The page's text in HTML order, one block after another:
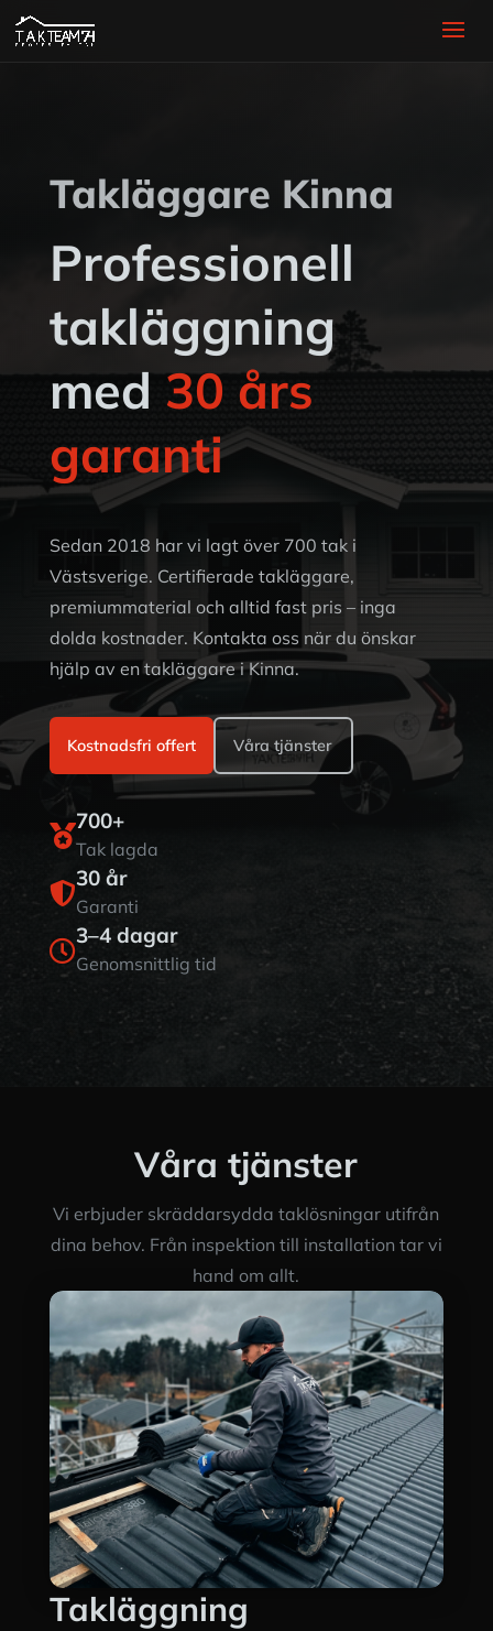
Takläggare Kinna
Professionell
takläggning
med30 års
garanti
Sedan 2018 har vi lagt över 700 tak i
Västsverige. Certifierade takläggare,
premiummaterial och alltid fast pris – inga
dolda kostnader. Kontakta oss när du önskar
hjälp av en takläggare i Kinna.
Kostnadsfri offert Våra tjänster

700+
Tak lagda

30 år
Garanti

3–4 dagar
Genomsnittlig tid
Våra tjänster
Vi erbjuder skräddarsydda taklösningar utifrån
dina behov. Från inspektion till installation tar vi
hand om allt.
Takläggning